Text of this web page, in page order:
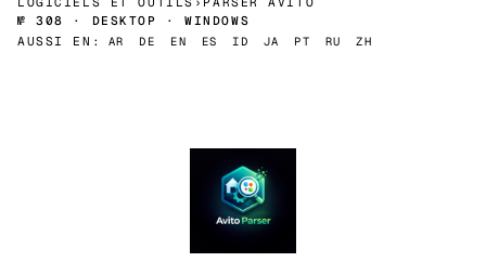
№ 308 · DESKTOP · WINDOWS
AUSSI EN:
AR DE EN ES ID JA PT RU ZH